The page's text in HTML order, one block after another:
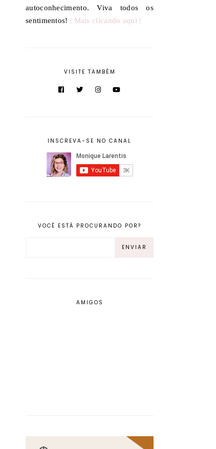
autoconhecimento. Viva todos os
sentimentos! | Mais clicando aqui |
VISITE TAMBÉM
INSCREVA-SE NO CANAL
VOCÊ ESTÁ PROCURANDO POR?
AMIGOS